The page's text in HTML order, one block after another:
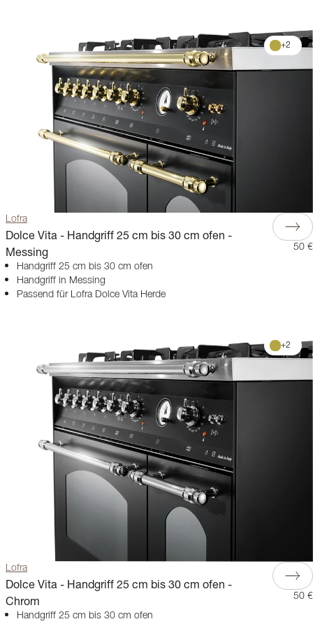
+2
Lofra
Dolce Vita - Handgriff 25 cm bis 30 cm ofen -
Messing
Handgriff 25 cm bis 30 cm ofen
Handgriff in Messing
Passend für Lofra Dolce Vita Herde
50 €
+2
Lofra
Dolce Vita - Handgriff 25 cm bis 30 cm ofen -
Chrom
Handgriff 25 cm bis 30 cm ofen
50 €